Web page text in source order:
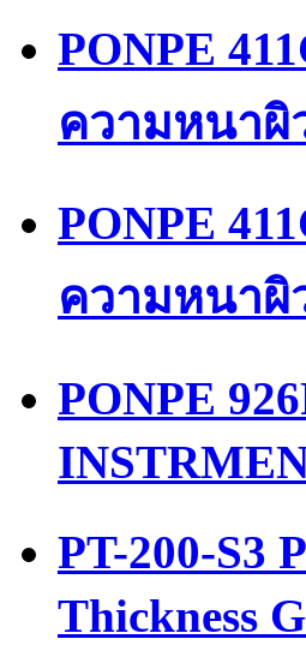
PONPE
ความหนาผิ
PONPE
ความหนาผิ
PONPE
PT-200-S3
Thickness